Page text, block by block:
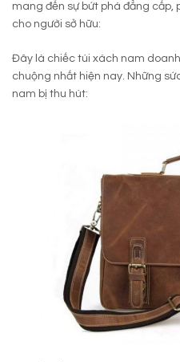
mang đến sự bứt phá đẳng
cho người sở hữu:
Đây là chiếc túi xách nam
chuộng nhất hiện nay. Những
nam bị thu hút: